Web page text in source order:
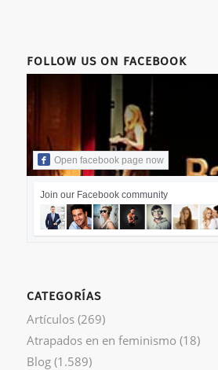
FOLLOW US ON FACEBOOK
Open facebook page now
Join our Facebook community
CATEGORÍAS
Artículos(269)
Atrapados en en feminismo (18)
Blog(1.589)